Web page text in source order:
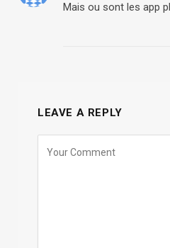
Mais ou sont les app
LEAVE A REPLY